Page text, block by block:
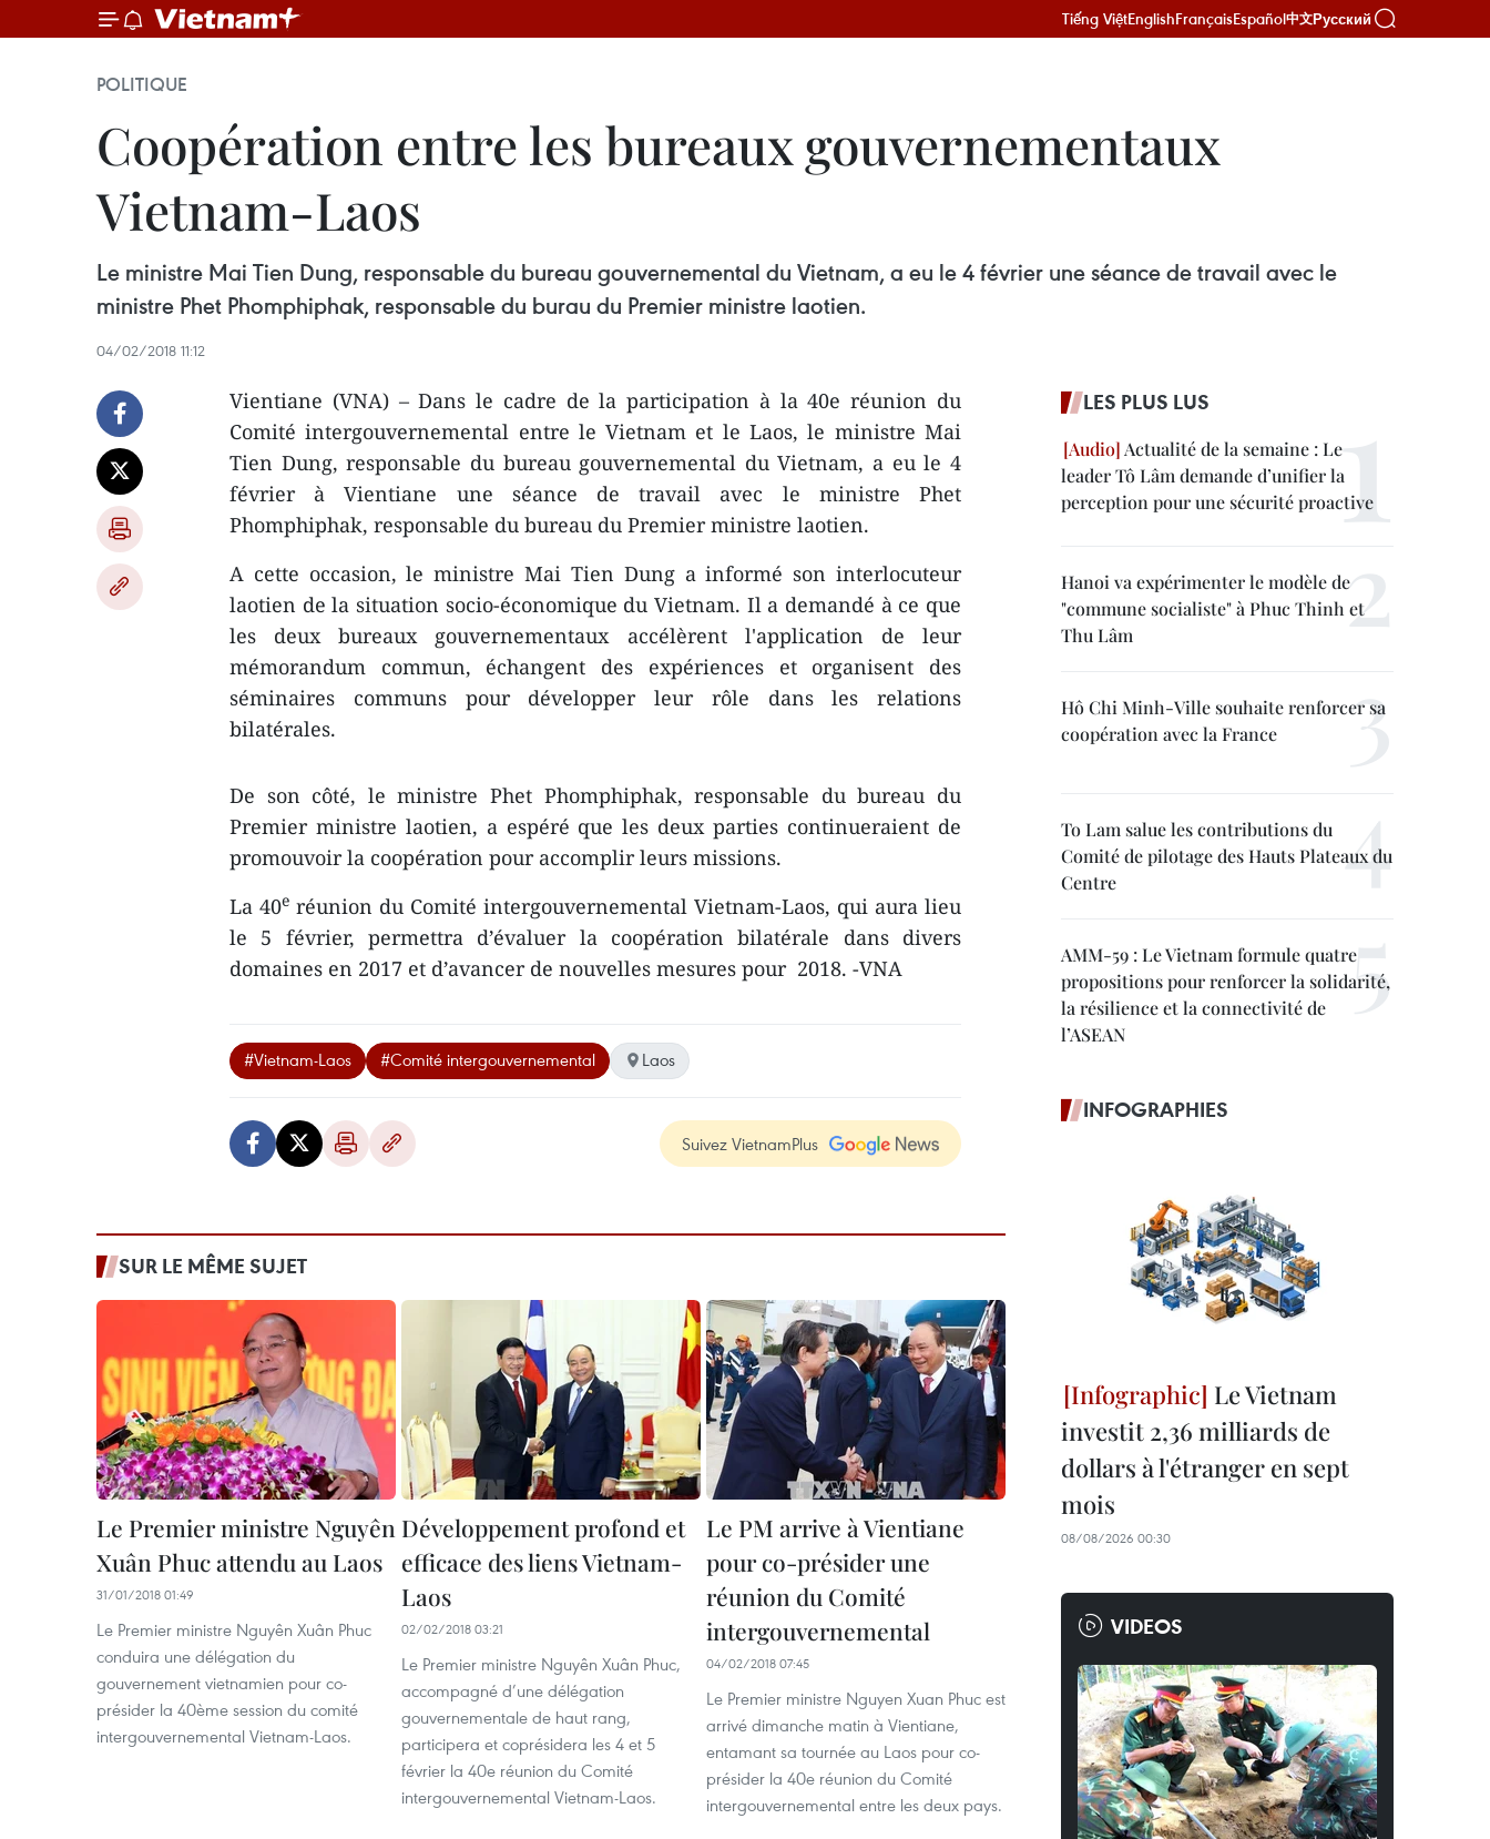
Tiếng ViệtEnglishFrançaisEspañol中文Русский
POLITIQUE
Coopération entre les bureaux gouvernementaux
Vietnam-Laos
Le ministre Mai Tien Dung, responsable du bureau gouvernemental du Vietnam, a eu le 4 février une séance de travail avec le
ministre Phet Phomphiphak, responsable du burau du Premier ministre laotien.
04/02/2018 11:12
Vientiane (VNA) – Dans le cadre de la participation à la 40e réunion du
Comité intergouvernemental entre le Vietnam et le Laos, le ministre Mai
Tien Dung, responsable du bureau gouvernemental du Vietnam, a eu le 4
février à Vientiane une séance de travail avec le ministre Phet
Phomphiphak, responsable du bureau du Premier ministre laotien.
A cette occasion, le ministre Mai Tien Dung a informé son interlocuteur
laotien de la situation socio-économique du Vietnam. Il a demandé à ce que
les deux bureaux gouvernementaux accélèrent l'application de leur
mémorandum commun, échangent des expériences et organisent des
séminaires communs pour développer leur rôle dans les relations
bilatérales.
De son côté, le ministre Phet Phomphiphak, responsable du bureau du
Premier ministre laotien, a espéré que les deux parties continueraient de
promouvoir la coopération pour accomplir leurs missions.
La 40e réunion du Comité intergouvernemental Vietnam-Laos, qui aura lieu
le 5 février, permettra d’évaluer la coopération bilatérale ​dans divers
domaines en 2017​ et d’avancer de nouvelles mesures pour 2018. -VNA
#Vietnam-Laos #Comité intergouvernemental Laos
Suivez VietnamPlus
SUR LE MÊME SUJET
Le Premier ministre Nguyên
Xuân Phuc attendu au Laos
31/01/2018 01:49
Le Premier ministre Nguyên Xuân Phuc
conduira une délégation du
gouvernement vietnamien pour co-
présider la 40ème session du comité
intergouvernemental Vietnam-Laos.
Développement profond et
efficace des liens Vietnam-
Laos
02/02/2018 03:21
Le Premier ministre Nguyên Xuân Phuc,
accompagné d’une délégation
gouvernementale de haut rang,
participera et coprésidera les 4 et 5
février la 40e réunion du Comité
intergouvernemental Vietnam-Laos.
Le PM arrive à Vientiane
pour co-présider une
réunion du Comité
intergouvernemental
04/02/2018 07:45
Le Premier ministre Nguyen Xuan Phuc est
arrivé dimanche matin à Vientiane,
entamant sa tournée au Laos pour co-
présider la 40e réunion du Comité
intergouvernemental entre les deux pays.
LES PLUS LUS
Actualité de la semaine : Le
leader Tô Lâm demande d’unifier la
perception pour une sécurité proactive
Hanoi va expérimenter le modèle de
"commune socialiste" à Phuc Thinh et
Thu Lâm
Hô Chi Minh-Ville souhaite renforcer sa
coopération avec la France
To Lam salue les contributions du
Comité de pilotage des Hauts Plateaux du
Centre
AMM-59 : Le Vietnam formule quatre
propositions pour renforcer la solidarité,
la résilience et la connectivité de
l’ASEAN
INFOGRAPHIES
Le Vietnam
investit 2,36 milliards de
dollars à l'étranger en sept
mois
08/08/2026 00:30
VIDEOS